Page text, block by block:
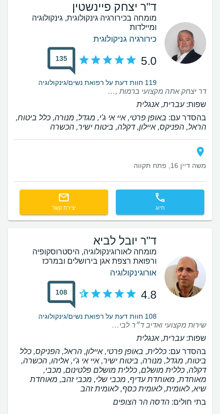
ד"ר יצחק פיינשטין
מומחה בכירורגיה גינקולוגית, גינקולוגיה
ומיילדות
כירורגיה גניקולוגית
5.0
135
119 חוות דעת על רפואת נשים/גינקולוגיה
דר יצחק אתה מקצועי ברמות , רגיש, איכפתי , מבין ומאוד סבלני . תודה רבה לך
שפות:עברית, אנגלית
בהסדר עם: באופן פרטי, איי אי ג'י, מגדל, מנורה, כלל ביטוח,
הראל, הפניקס, איילון, דקלה, ביטוח ישיר, הכשרה
משה דיין 16, פתח תקווה
חיוג יצירת קשר
ד"ר יובל לביא
מומחה לאורוגינקולוגיה, היסטרוסקופיה
ורפואת רצפת אגן בירושלים ובמרכז
אורוגינקולוגיה
4.8
108
108 חוות דעת על רפואת נשים/גינקולוגיה
שירות מקצועי ואדיב ד״ר לביא גילה התעניינותו יצאתי ממנו בהרגשה טובה.
שפות:עברית, אנגלית
בהסדר עם: כללית, באופן פרטי, איילון, הראל, הפניקס, כלל
ביטוח, מגדל, מנורה, ביטוח ישיר, איי אי ג'י, אליהו, הכשרה,
דקלה, כללית מושלם, כללית מושלם פלטינום, מכבי,
מאוחדת, מאוחדת עדיף, מכבי שלי, מכבי זהב, מאוחדת
שיא, לאומית, לאומית כסף, לאומית זהב
בתי חולים: הדסה הר הצופים